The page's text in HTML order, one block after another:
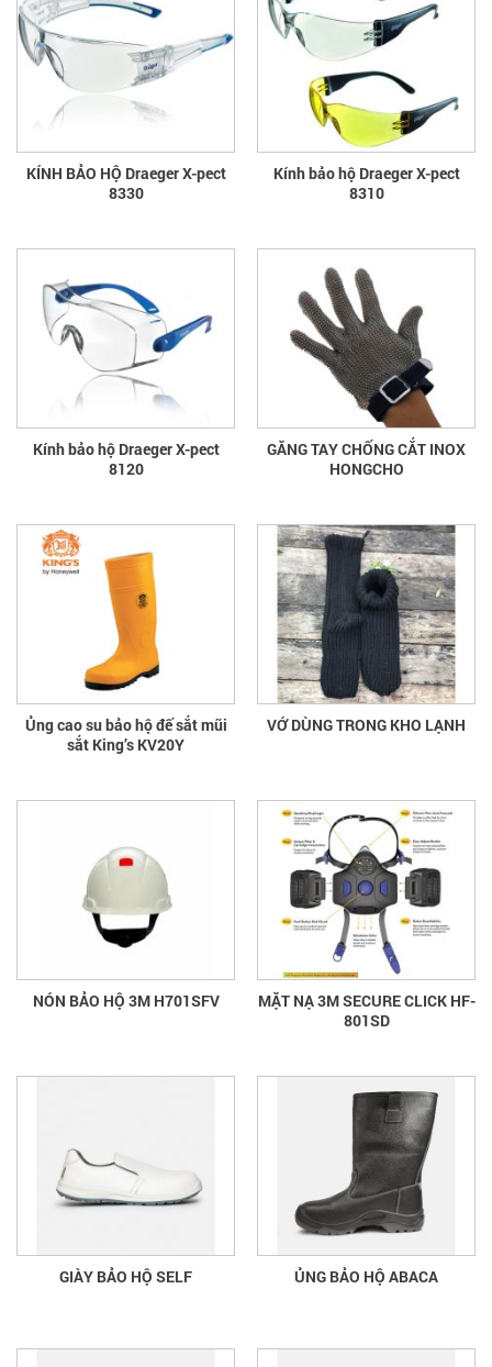
KÍNH BẢO HỘ Draeger X-pect
8330
Kính bảo hộ Draeger X-pect
8310
Kính bảo hộ Draeger X-pect
8120
GĂNG TAY CHỐNG CẮT INOX
HONGCHO
Ủng cao su bảo hộ đế sắt mũi
sắt King’s KV20Y
VỚ DÙNG TRONG KHO LẠNH
NÓN BẢO HỘ 3M H701SFV
MẶT NẠ 3M SECURE CLICK HF-
801SD
GIÀY BẢO HỘ SELF ỦNG BẢO HỘ ABACA